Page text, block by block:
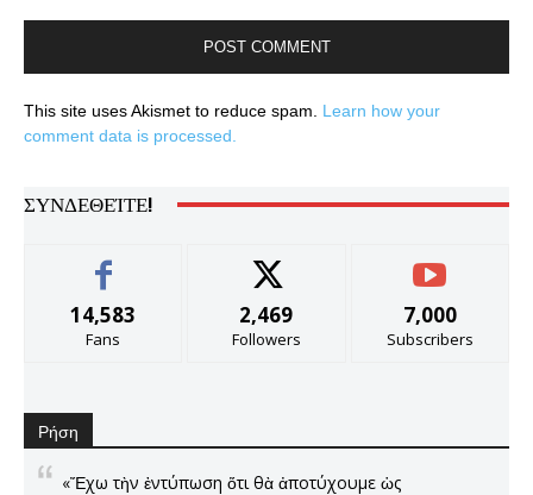
This site uses Akismet to reduce spam. Learn how your
comment data is processed.
ΣΥΝΔΕΘΕΊΤΕ!
14,583
Fans
2,469
Followers
7,000
Subscribers
Ρήση
«Ἔχω τὴν ἐντύπωση ὅτι θὰ ἀποτύχουμε ὡς